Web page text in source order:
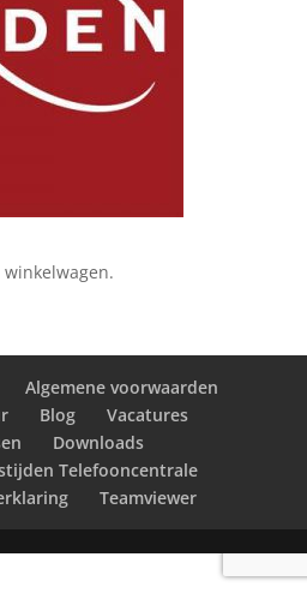
Algemene voorwaarden
Blog
Vacatures
Downloads
Telefooncentrale
Teamviewer